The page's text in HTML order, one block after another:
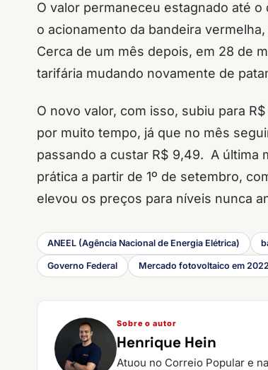
O valor permaneceu estagnado até
o acionamento da bandeira
Cerca de um mês depois, em 28 de
tarifária mudando novamente de
O novo valor, com isso, subiu para
por muito tempo, já que no mês
passando a custar R$ 9,49. A última
prática a partir de 1º de setembro,
elevou os preços para níveis nunca
ANEEL (Agência Nacional de Energia Elétrica)
Governo Federal Mercado fotovoltaico em 2022
Sobre o autor
Henrique Hein
Atuou no Correio Popular e